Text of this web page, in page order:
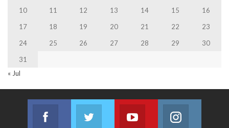
10
11 12 13 14 15
16
17
18 19 20 21 22
23
24
25 26 27 28 29
30
31
« Jul
Facebook
Join us on Facebook
Twitter
Join us on Twitter
Youtube
Join us on Youtube